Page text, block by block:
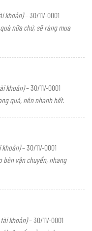
khoản)–30/11/-0001
nữa chứ, sẽ ráng mua
khoản)–30/11/-0001
quá, nên nhanh hết.
khoản)–30/11/-0001
bên vận chuyển, nhang
khoản)–30/11/-0001